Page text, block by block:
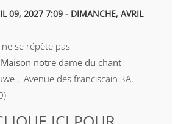
09, 2027 7:09 - DIMANCHE, AVRIL
se répète pas
Maison notre dame du chant
, Avenue des franciscain 3A,